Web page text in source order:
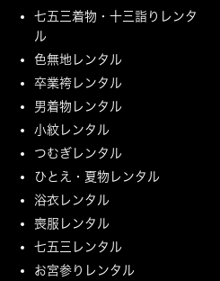
七五三着物・十三詣りレンタ
ル
色無地レンタル
卒業袴レンタル
男着物レンタル
小紋レンタル
つむぎレンタル
ひとえ・夏物レンタル
浴衣レンタル
喪服レンタル
七五三レンタル
お宮参りレンタル